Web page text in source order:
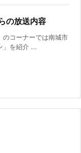
の放送内容
のコーナーでは南城市
を紹介 ...